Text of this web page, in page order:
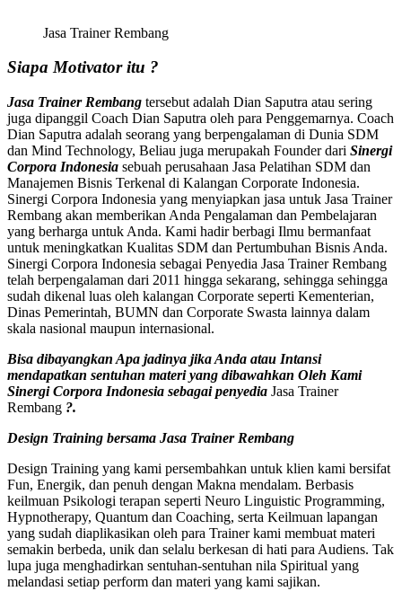
Jasa Trainer Rembang
Siapa Motivator itu ?
Jasa Trainer Rembang tersebut adalah Dian Saputra atau sering
juga dipanggil Coach Dian Saputra oleh para Penggemarnya. Coach
Dian Saputra adalah seorang yang berpengalaman di Dunia SDM
dan Mind Technology, Beliau juga merupakah Founder dari Sinergi
Corpora Indonesia sebuah perusahaan Jasa Pelatihan SDM dan
Manajemen Bisnis Terkenal di Kalangan Corporate Indonesia.
Sinergi Corpora Indonesia yang menyiapkan jasa untuk Jasa Trainer
Rembang akan memberikan Anda Pengalaman dan Pembelajaran
yang berharga untuk Anda. Kami hadir berbagi Ilmu bermanfaat
untuk meningkatkan Kualitas SDM dan Pertumbuhan Bisnis Anda.
Sinergi Corpora Indonesia sebagai Penyedia Jasa Trainer Rembang
telah berpengalaman dari 2011 hingga sekarang, sehingga sehingga
sudah dikenal luas oleh kalangan Corporate seperti Kementerian,
Dinas Pemerintah, BUMN dan Corporate Swasta lainnya dalam
skala nasional maupun internasional.
Bisa dibayangkan Apa jadinya jika Anda atau Intansi
mendapatkan sentuhan materi yang dibawahkan Oleh Kami
Sinergi Corpora Indonesia sebagai penyedia Jasa Trainer
Rembang ?.
Design Training bersama Jasa Trainer Rembang
Design Training yang kami persembahkan untuk klien kami bersifat
Fun, Energik, dan penuh dengan Makna mendalam. Berbasis
keilmuan Psikologi terapan seperti Neuro Linguistic Programming,
Hypnotherapy, Quantum dan Coaching, serta Keilmuan lapangan
yang sudah diaplikasikan oleh para Trainer kami membuat materi
semakin berbeda, unik dan selalu berkesan di hati para Audiens. Tak
lupa juga menghadirkan sentuhan-sentuhan nila Spiritual yang
melandasi setiap perform dan materi yang kami sajikan.